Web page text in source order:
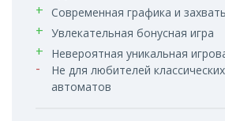
Современная графика и
Увлекательная бонусная игра
Невероятная уникальная
Не для любителей
автоматов